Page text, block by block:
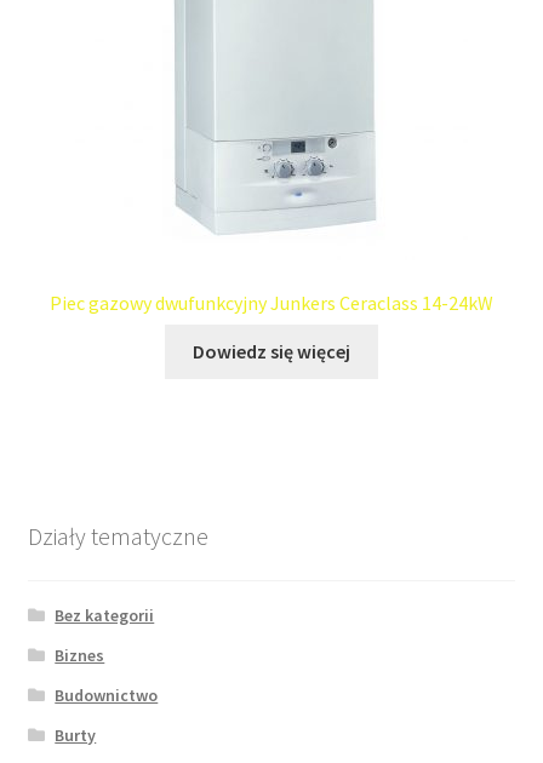
Piec gazowy dwufunkcyjny Junkers Ceraclass 14-24kW
Dowiedz się więcej
Działy tematyczne
Bez kategorii
Biznes
Budownictwo
Burty